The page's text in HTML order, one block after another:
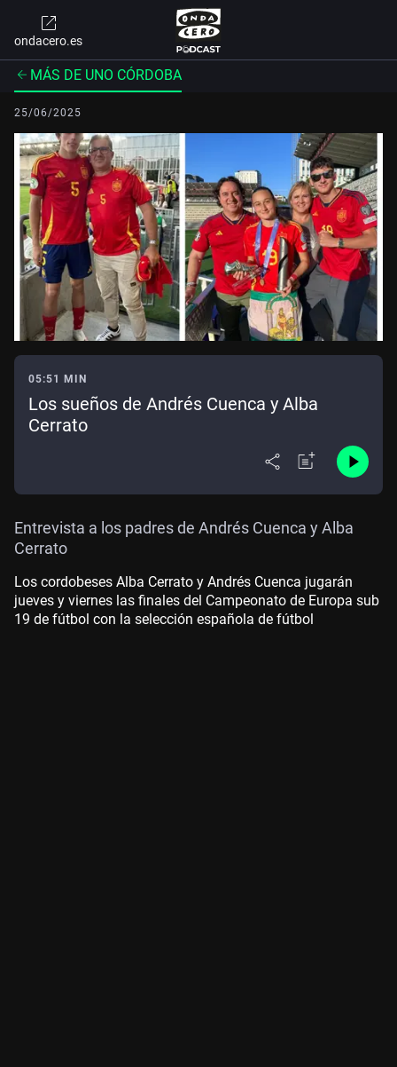
ondacero.es
MÁS DE UNO CÓRDOBA
25/06/2025
05:51 MIN
Los sueños de Andrés Cuenca y Alba
Cerrato
Entrevista a los padres de Andrés Cuenca y Alba
Cerrato
Los cordobeses Alba Cerrato y Andrés Cuenca jugarán
jueves y viernes las finales del Campeonato de Europa sub
19 de fútbol con la selección española de fútbol